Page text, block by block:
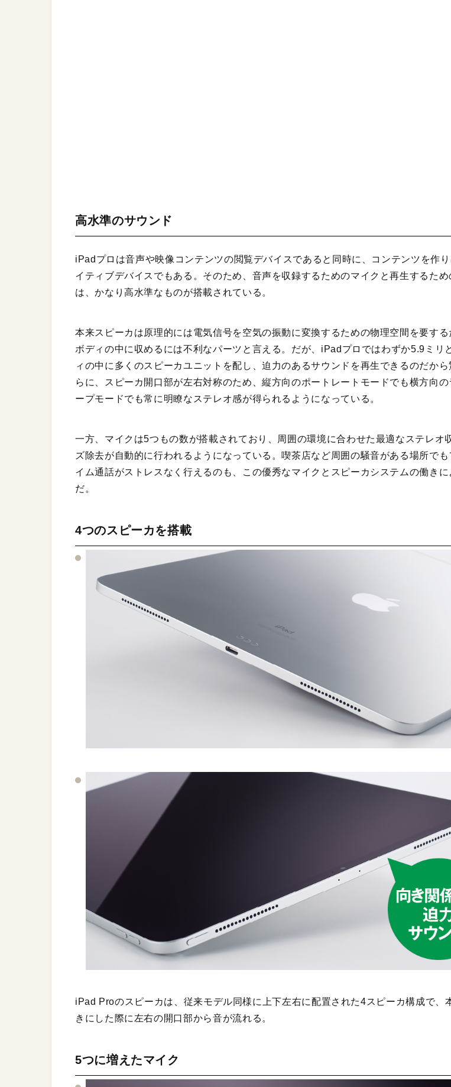
高水準のサウンド
iPadプロは音声や映像コンテンツの閲覧デバイスであると同時に、コンテンツを作
イティブデバイスでもある。そのため、音声を収録するためのマイクと再生するため
は、かなり高水準なものが搭載されている。
本来スピーカは原理的には電気信号を空気の振動に変換するための物理空間を要する
ボディの中に収めるには不利なパーツと言える。だが、iPadプロではわずか5.9ミリ
ィの中に多くのスピーカユニットを配し、迫力のあるサウンドを再生できるのだから
らに、スピーカ開口部が左右対称のため、縦方向のポートレートモードでも横方向の
ープモードでも常に明瞭なステレオ感が得られるようになっている。
一方、マイクは5つもの数が搭載されており、周囲の環境に合わせた最適なステレオ
ズ除去が自動的に行われるようになっている。喫茶店など周囲の騒音がある場所でも
イム通話がストレスなく行えるのも、この優秀なマイクとスピーカシステムの働きに
だ。
4つのスピーカを搭載
iPad Proのスピーカは、従来モデル同様に上下左右に配置された4スピーカ構成で、
きにした際に左右の開口部から音が流れる。
5つに増えたマイク